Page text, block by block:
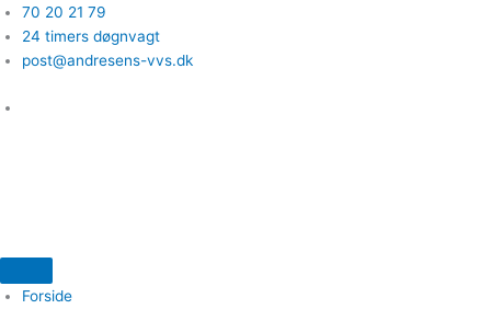
Gå
til
indholdet
70 20 21 79
24 timers døgnvagt
post@andresens-vvs.dk
Forside